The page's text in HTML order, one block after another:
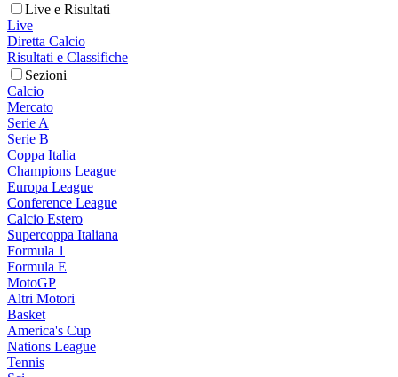
Live e Risultati
Live
Diretta Calcio
Risultati e Classifiche
Sezioni
Calcio
Mercato
Serie A
Serie B
Coppa Italia
Champions League
Europa League
Conference League
Calcio Estero
Supercoppa Italiana
Formula 1
Formula E
MotoGP
Altri Motori
Basket
America's Cup
Nations League
Tennis